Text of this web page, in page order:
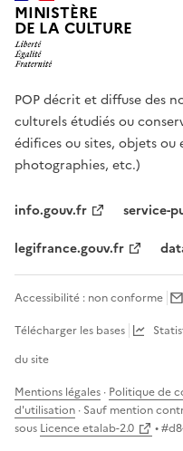
MINISTÈRE
DE LA CULTURE
POP décrit et diffuse des
culturels étudiés ou
édifices ou sites, objets ou
photographies, etc.)
info.gouv.fr
service-
legifrance.gouv.fr
Accessibilité : non conforme
Télécharger les bases
du site
Mentions légales · Politique de
d'utilisation · Sauf mention
sous Licence etalab-2.0 • #